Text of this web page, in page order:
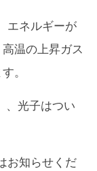
エネルギーが
温の上昇ガス
。
、光子はつい
お知らせくだ